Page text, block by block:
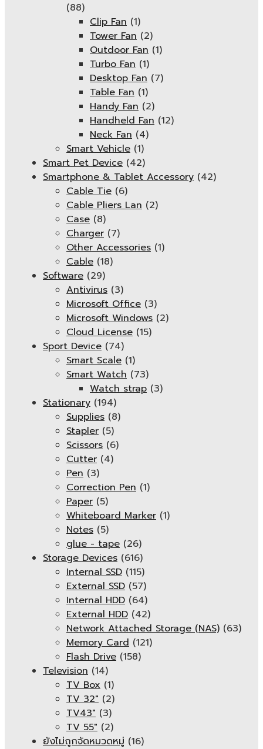
(88)
Clip Fan (1)
Tower Fan (2)
Outdoor Fan (1)
Turbo Fan (1)
Desktop Fan (7)
Table Fan (1)
Handy Fan (2)
Handheld Fan (12)
Neck Fan (4)
Smart Vehicle (1)
Smart Pet Device (42)
Smartphone & Tablet Accessory (42)
Cable Tie (6)
Cable Pliers Lan (2)
Case (8)
Charger (7)
Other Accessories (1)
Cable (18)
Software (29)
Antivirus (3)
Microsoft Office (3)
Microsoft Windows (2)
Cloud License (15)
Sport Device (74)
Smart Scale (1)
Smart Watch (73)
Watch strap (3)
Stationary (194)
Supplies (8)
Stapler (5)
Scissors (6)
Cutter (4)
Pen (3)
Correction Pen (1)
Paper (5)
Whiteboard Marker (1)
Notes (5)
glue - tape (26)
Storage Devices (616)
Internal SSD (115)
External SSD (57)
Internal HDD (64)
External HDD (42)
Network Attached Storage (NAS) (63)
Memory Card (121)
Flash Drive (158)
Television (14)
TV Box (1)
TV 32" (2)
TV43" (3)
TV 55" (2)
ยังไม่ถูกจัดหมวดหมู่ (16)